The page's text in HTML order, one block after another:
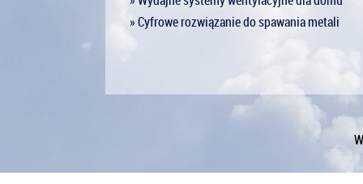
» Cyfrowe rozwiązanie do spawania metali